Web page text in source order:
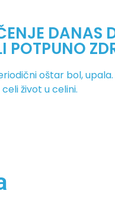
DANAS
POTPUNO
oštar bol,
život u celini.